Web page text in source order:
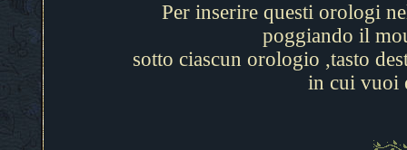
Per inserire questi orologi
poggiando il
sotto ciascun orologio ,tasto
in cui vuoi